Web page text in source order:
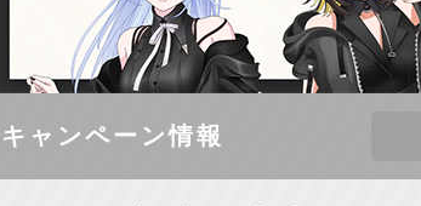
キャンペーン情報